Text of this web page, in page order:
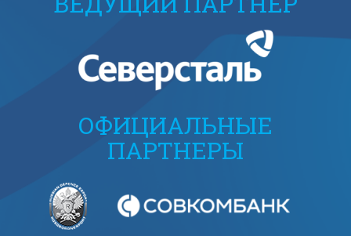
ОФИЦИАЛЬНЫЕ
ПАРТНЕРЫ